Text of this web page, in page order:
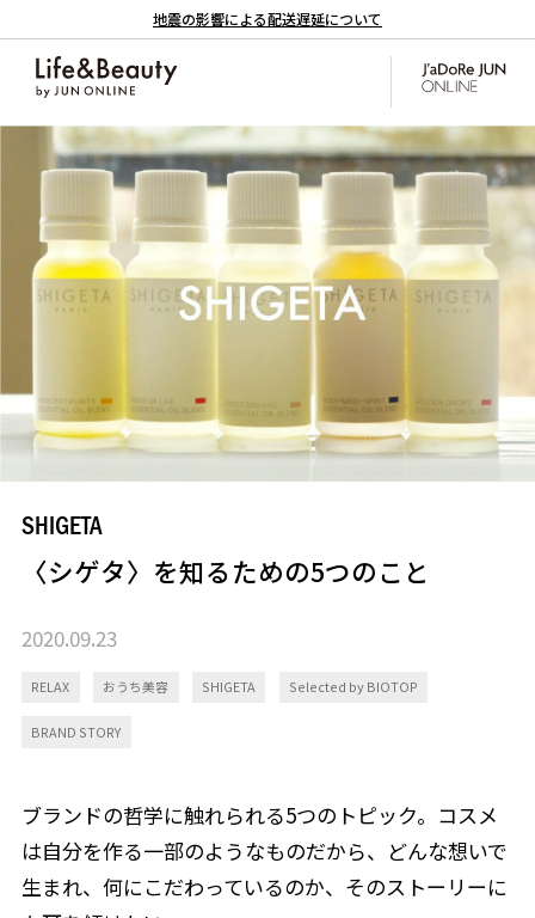
地震の影響による配送遅延について
SHIGETA
〈シゲタ〉を知るための5つのこと
2020.09.23
RELAX おうち美容 SHIGETA Selected by BIOTOP
BRAND STORY
ブランドの哲学に触れられる5つのトピック。コスメ
は自分を作る一部のようなものだから、どんな想いで
生まれ、何にこだわっているのか、そのストーリーに